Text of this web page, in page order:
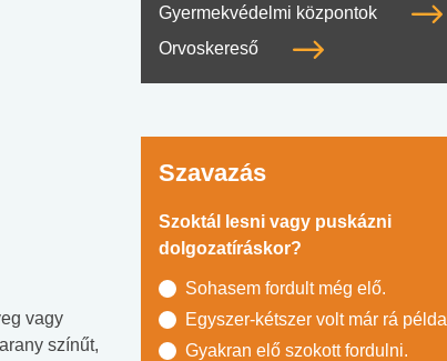
vagy
színűt,
Gyermekvédelmi központok
Orvoskereső
Szavazás
Szoktál lesni vagy puskázni
dolgozatíráskor?
Sohasem fordult még elő.
Egyszer-kétszer volt már rá
Gyakran elő szokott fordulni.